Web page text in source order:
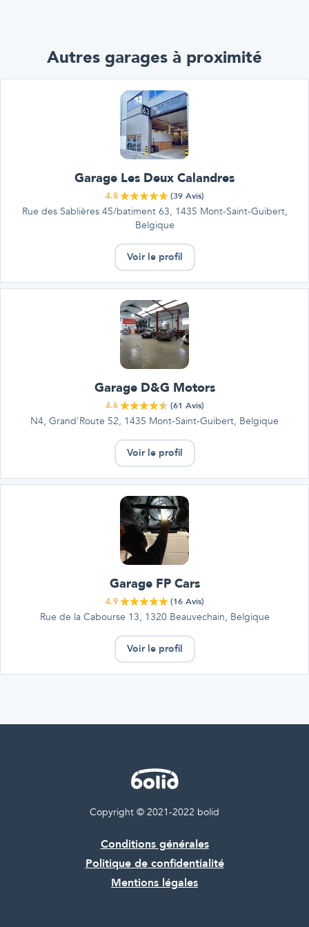
Autres garages à proximité
Garage Les Deux Calandres
4.8 (39Avis)
Rue des Sablières 45/batiment 63, 1435 Mont-Saint-Guibert,
Belgique
Voir le profil
Garage D&G Motors
4.6 (61 Avis)
N4, Grand'Route 52, 1435 Mont-Saint-Guibert, Belgique
Voir le profil
Garage FP Cars
4.9 (16Avis)
Rue de la Cabourse 13, 1320 Beauvechain, Belgique
Voir le profil
Copyright © 2021-2022 bolid
Conditions générales
Politique de confidentialité
Mentions légales